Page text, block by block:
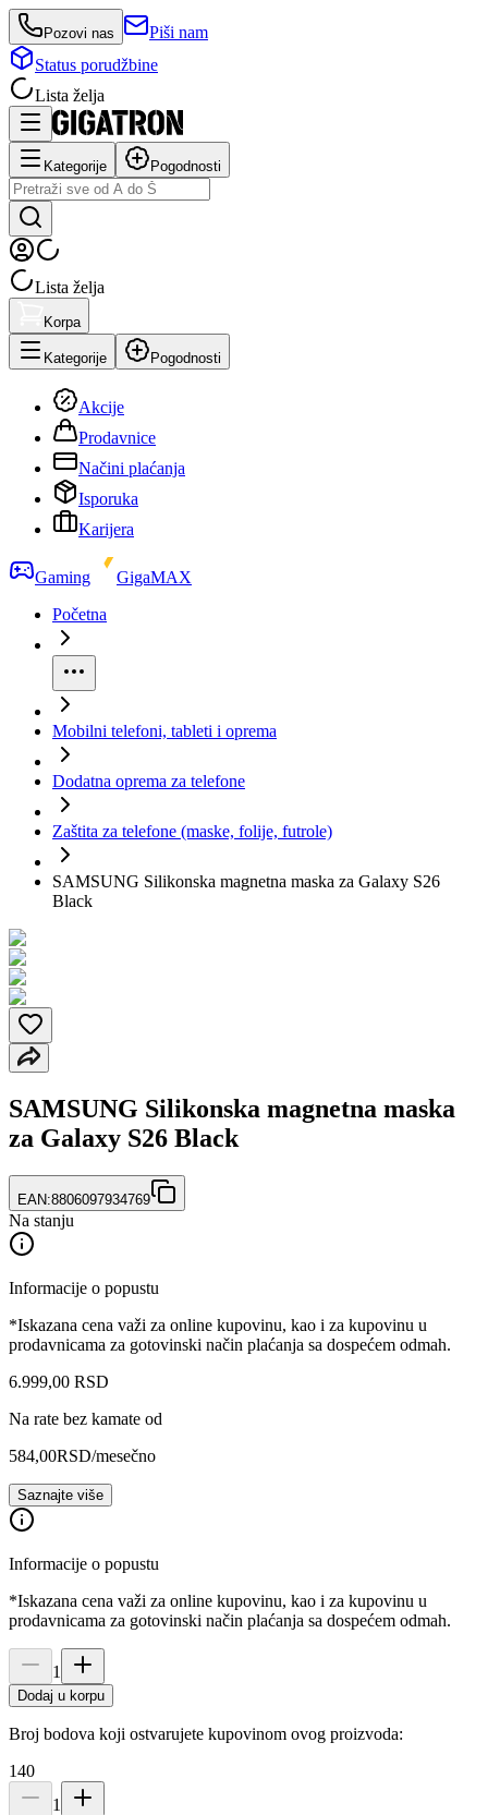
Pozovi nas
Piši nam
Status porudžbine
Lista želja
Kategorije Pogodnosti
Lista želja
Korpa
Kategorije Pogodnosti
Akcije
Prodavnice
Načini plaćanja
Isporuka
Karijera
Gaming
GigaMAX
Početna
Mobilni telefoni, tableti i oprema
Dodatna oprema za telefone
Zaštita za telefone (maske, folije, futrole)
SAMSUNG Silikonska magnetna maska za Galaxy S26
Black
SAMSUNG Silikonska magnetna maska
za Galaxy S26 Black
EAN:8806097934769
Na stanju
Informacije o popustu
*Iskazana cena važi za online kupovinu, kao i za kupovinu u
prodavnicama za gotovinski način plaćanja sa dospećem odmah.
6.999,00 RSD
Na rate bez kamate od
584,00RSD/mesečno
Saznajte više
Informacije o popustu
*Iskazana cena važi za online kupovinu, kao i za kupovinu u
prodavnicama za gotovinski način plaćanja sa dospećem odmah.
1
Dodaj u korpu
Broj bodova koji ostvarujete kupovinom ovog proizvoda:
140
1